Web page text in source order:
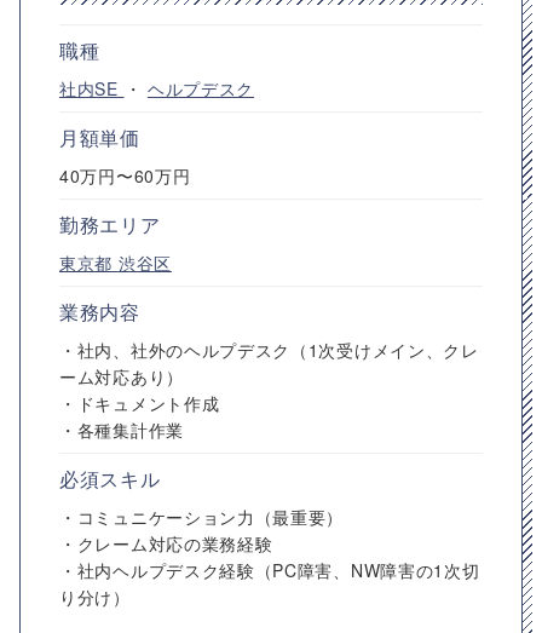
職種
社内SE ・ ヘルプデスク
月額単価
40万円〜60万円
勤務エリア
東京都 渋谷区
業務内容
・社内、社外のヘルプデスク（1次受けメイン、クレ
ーム対応あり）
・ドキュメント作成
・各種集計作業
必須スキル
・コミュニケーション力（最重要）
・クレーム対応の業務経験
・社内ヘルプデスク経験（PC障害、NW障害の1次切
り分け）